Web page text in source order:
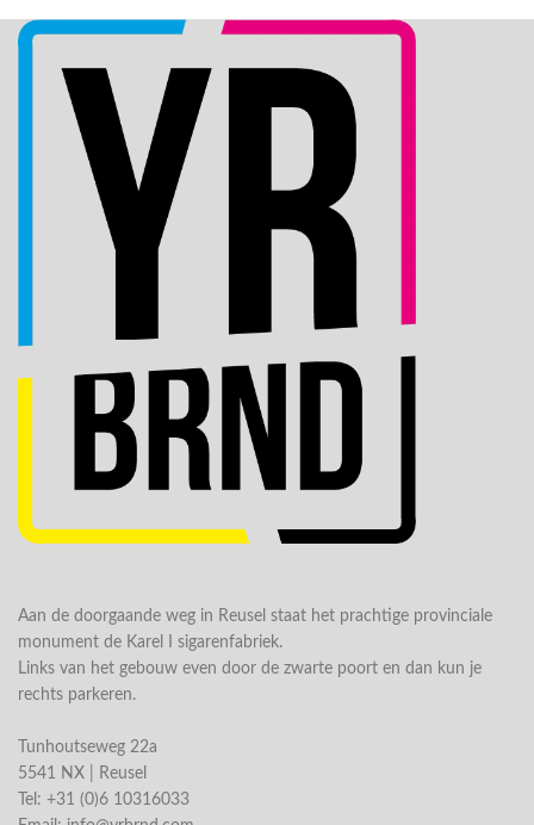
Aan de doorgaande weg in Reusel staat het prachtige provinciale
monument de Karel I sigarenfabriek.
Links van het gebouw even door de zwarte poort en dan kun je
rechts parkeren.
Tunhoutseweg 22a
5541 NX | Reusel
Tel: +31 (0)6 10316033